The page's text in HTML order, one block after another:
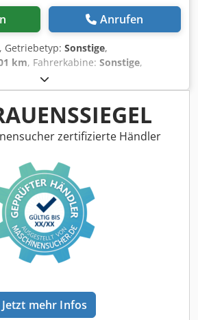
Anrufen
, Getriebetyp: Sonstige,
km, Fahrerkabine: Sonstige,
Aufbau: für Grader
OHNE GEWÄHR, Änderungen,
Irrtümer vorbehalten! Djdpfx Apji
zertifizierte Händler
Jetzt mehr Infos